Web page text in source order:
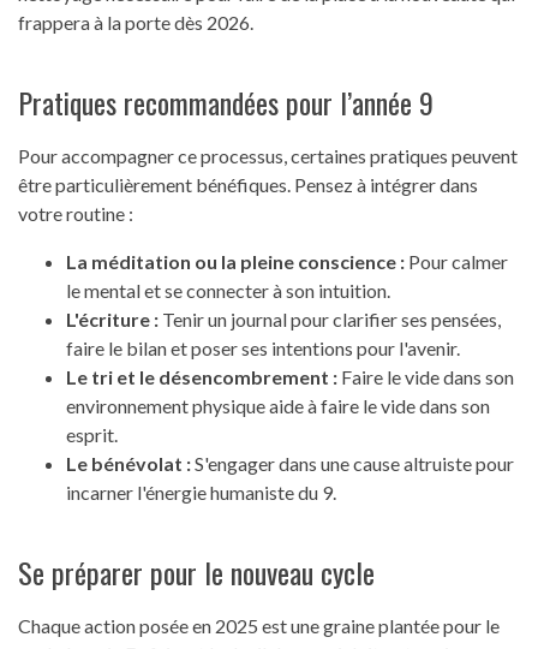
frappera à la porte dès 2026.
Pratiques recommandées pour l’année 9
Pour accompagner ce processus, certaines pratiques peuvent
être particulièrement bénéfiques. Pensez à intégrer dans
votre routine :
La méditation ou la pleine conscience : Pour calmer
le mental et se connecter à son intuition.
L'écriture : Tenir un journal pour clarifier ses pensées,
faire le bilan et poser ses intentions pour l'avenir.
Le tri et le désencombrement : Faire le vide dans son
environnement physique aide à faire le vide dans son
esprit.
Le bénévolat :S'engager dans une cause altruiste pour
incarner l'énergie humaniste du 9.
Se préparer pour le nouveau cycle
Chaque action posée en 2025 est une graine plantée pour le